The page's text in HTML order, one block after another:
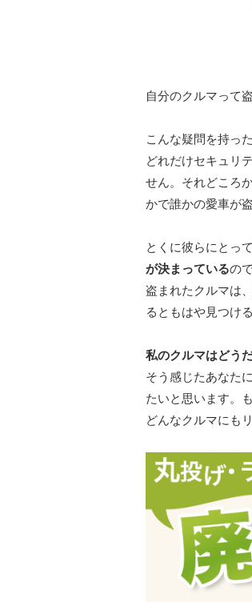
自分のクルマって
こんな疑問を持っ
どれだけセキュリ
せん。それどころ
かで誰かの愛車が
とくに彼らにとっ
が決まっているの
盗まれたクルマは
るともはや見つけ
私のクルマはどう
そう感じたあなた
たいと思います。
どんなクルマにも